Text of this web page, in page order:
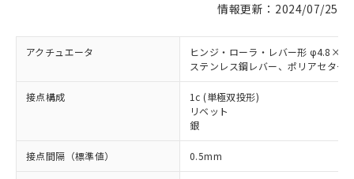
情報更新：2024/07/25
アクチュエータ
ヒンジ・ローラ・レバー形
ステンレス鋼レバー、ポリアセター
接点構成
1c (単極双投形)
リベット
銀
接点間隔（標準値） 0.5mm